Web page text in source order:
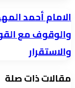
الامام
أحمد
المهدي
يدعو
إلى
الامام أحمد
والوقوف مع
والاستقرار
مقالات ذات صلة